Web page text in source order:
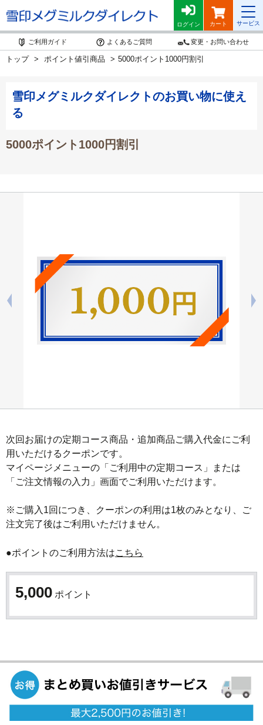
ログイン カート サービス
ご利用ガイド よくあるご質問 変更・お問い合わせ
トップ ポイント値引商品 5000ポイント1000円割引
雪印メグミルクダイレクトのお買い物に使え
る
5000ポイント1000円割引
次回お届けの定期コース商品・追加商品ご購入代金にご利
用いただけるクーポンです。
マイページメニューの「ご利用中の定期コース」または
「ご注文情報の入力」画面でご利用いただけます。
※ご購入1回につき、クーポンの利用は1枚のみとなり、ご
注文完了後はご利用いただけません。
●ポイントのご利用方法はこちら
5,000 ポイント